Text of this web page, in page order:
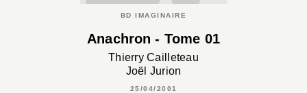
BD IMAGINAIRE
Anachron - Tome 01
Thierry Cailleteau
Joël Jurion
25/04/2001